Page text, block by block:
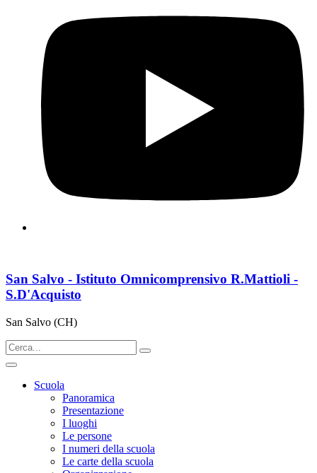
San Salvo - Istituto Omnicomprensivo R.Mattioli -
S.D'Acquisto
San Salvo (CH)
Scuola
Panoramica
Presentazione
I luoghi
Le persone
I numeri della scuola
Le carte della scuola